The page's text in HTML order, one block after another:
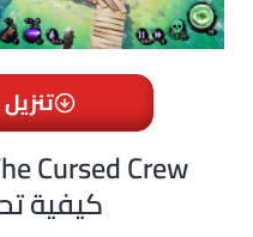
Cursed Crew
كيفية